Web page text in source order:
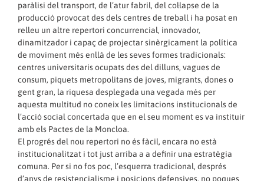
paràlisi del transport, de l’atur fabril, del col·lapse de la
producció provocat des dels centres de treball i ha posat en
relleu un altre repertori concurrencial, innovador,
dinamitzador i capaç de projectar sinèrgicament la política
de moviment més enllà de les seves formes tradicionals:
centres universitaris ocupats des del dilluns, vagues de
consum, piquets metropolitans de joves, migrants, dones o
gent gran, la riquesa desplegada una vegada més per
aquesta multitud no coneix les limitacions institucionals de
l’acció social concertada que en el seu moment es va instituir
amb els Pactes de la Moncloa.
El progrés del nou repertori no és fàcil, encara no està
institucionalitzat i tot just arriba a a definir una estratègia
comuna. Per si no fos poc, l’esquerra tradicional, després
d’anys de resistencialisme i posicions defensives, no poques